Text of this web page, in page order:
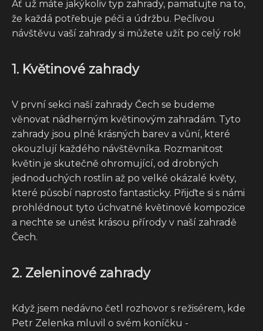
Ať už máte jakýkoliv typ zahrady, pamatujte na to,
že každá potřebuje péči a údržbu. Pečlivou
návštěvu vaší zahrady si můžete užít po celý rok!
1. Květinové zahrady
V první sekci naší zahrady Čech se budeme
věnovat nádherným květinovým zahradám. Tyto
zahrady jsou plné krásných barev a vůní, které
okouzlují každého návštěvníka. Rozmanitost
květin je skutečně ohromující, od drobných
jednoduchých rostlin až po velké okázalé květy,
které působí naprosto fantasticky. Přijďte si s námi
prohlédnout tyto úchvatné květinové kompozice
a nechte se unést krásou přírody v naší zahradě
Čech.
2. Zeleninové zahrady
Když jsem nedávno četl rozhovor s režisérem, kde
Petr Zelenka mluvil o svém koníčku -